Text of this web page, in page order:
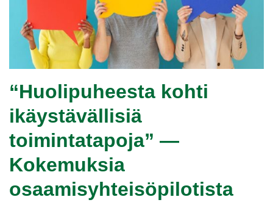
“Huolipuheesta kohti
ikäystävällisiä
toimintatapoja” —
Kokemuksia
osaamisyhteisöpilotista